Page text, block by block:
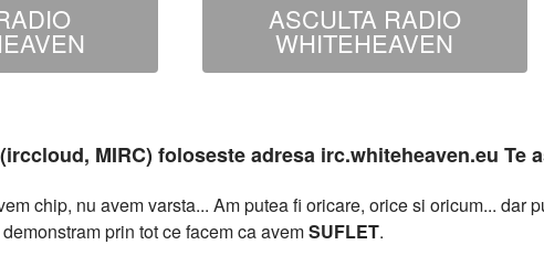
ASCULTA RADIO
WHITEHEAVEN
MIRC) foloseste adresa irc.whiteheaven.eu Te
chip, nu avem varsta... Am putea fi oricare, orice si oricum... dar
prin tot ce facem ca avemSUFLET.